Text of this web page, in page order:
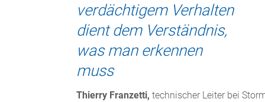
verdächtigem Verhalten
dient dem Verständnis,
was man erkennen
muss
Thierry Franzetti, technischer Leiter bei